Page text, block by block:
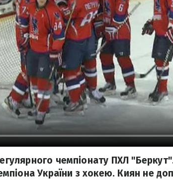
чемпіонату ПХЛ
України з хокею. Киян не